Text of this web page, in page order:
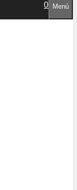
0 Menú